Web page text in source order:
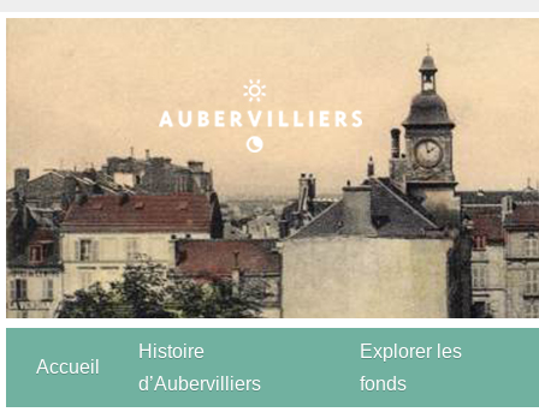
Accueil
Histoire
d’Aubervilliers
Explorer les
fonds